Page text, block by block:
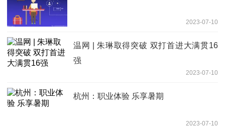
2023-07-10
温网 | 朱琳取得突破 双打首进大满贯16
强
2023-07-10
杭州：职业体验 乐享暑期
2023-07-10